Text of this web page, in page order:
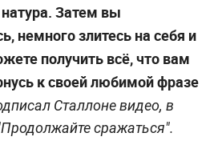
Затем вы
немного злитесь на себя и
получить всё, что вам
к своей любимой фразе
Сталлоне видео, в
сражаться".